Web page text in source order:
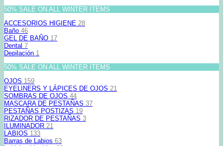
50% SALE ON ALL WINTER ITEMS
ACCESORIOS HIGIENE 28
Baño 46
GEL DE BAÑO 17
Dental 7
Depilación 1
50% SALE ON ALL WINTER ITEMS
OJOS 159
EYELINERS Y LÁPICES DE OJOS 21
SOMBRAS DE OJOS 44
MASCARA DE PESTAÑAS 37
PESTAÑAS POSTIZAS 19
RIZADOR DE PESTAÑAS 3
ILUMINADOR 21
LABIOS 133
Barras de Labios 63